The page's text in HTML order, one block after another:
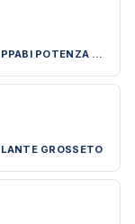
KAPPABI POTENZA PICENA
GROSSETO